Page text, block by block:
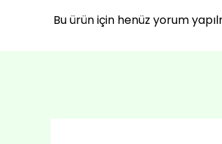
Bu ürün için henüz yorum